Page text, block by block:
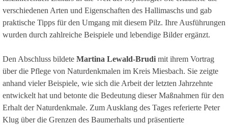
verschiedenen Arten und Eigenschaften des Hallimaschs und gab
praktische Tipps für den Umgang mit diesem Pilz. Ihre Ausführungen
wurden durch zahlreiche Beispiele und lebendige Bilder ergänzt.
Den Abschluss bildete Martina Lewald-Brudi mit ihrem Vortrag
über die Pflege von Naturdenkmalen im Kreis Miesbach. Sie zeigte
anhand vieler Beispiele, wie sich die Arbeit der letzten Jahrzehnte
entwickelt hat und betonte die Bedeutung dieser Maßnahmen für den
Erhalt der Naturdenkmale. Zum Ausklang des Tages referierte Peter
Klug über die Grenzen des Baumerhalts und präsentierte